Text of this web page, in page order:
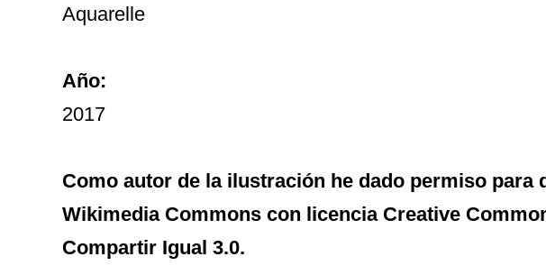
Aquarelle
Año:
2017
Como autor de la ilustración he dado permiso para
Wikimedia Commons con licencia Creative
Compartir Igual 3.0.